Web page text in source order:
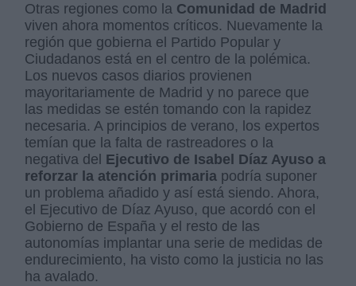
Otras regiones como la Comunidad de Madrid
viven ahora momentos críticos. Nuevamente la
región que gobierna el Partido Popular y
Ciudadanos está en el centro de la polémica.
Los nuevos casos diarios provienen
mayoritariamente de Madrid y no parece que
las medidas se estén tomando con la rapidez
necesaria. A principios de verano, los expertos
temían que la falta de rastreadores o la
negativa del Ejecutivo de Isabel Díaz Ayuso a
reforzar la atención primaria podría suponer
un problema añadido y así está siendo. Ahora,
el Ejecutivo de Díaz Ayuso, que acordó con el
Gobierno de España y el resto de las
autonomías implantar una serie de medidas de
endurecimiento, ha visto como la justicia no las
ha avalado.